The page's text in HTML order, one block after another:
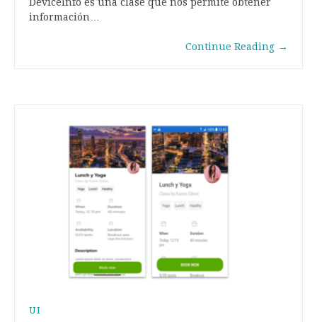
información…
Continue Reading →
UI